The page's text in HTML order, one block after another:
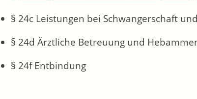
§ 24c Leistungen bei Schwangerschaft
§ 24d Ärztliche Betreuung und
§ 24f Entbindung